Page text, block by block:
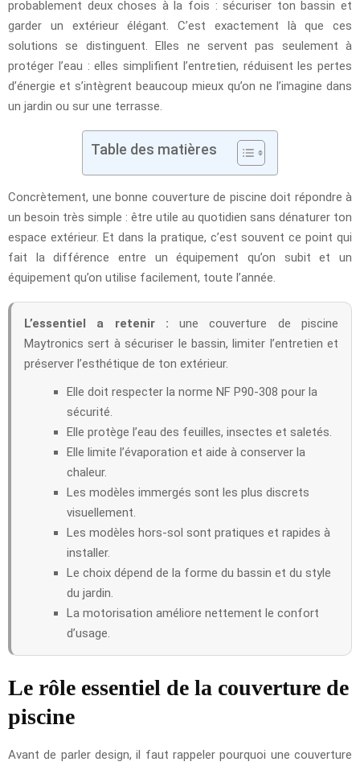
probablement deux choses à la fois : sécuriser ton bassin et
garder un extérieur élégant. C’est exactement là que ces
solutions se distinguent. Elles ne servent pas seulement à
protéger l’eau : elles simplifient l’entretien, réduisent les pertes
d’énergie et s’intègrent beaucoup mieux qu’on ne l’imagine dans
un jardin ou sur une terrasse.
Table des matières
Concrètement, une bonne couverture de piscine doit répondre à
un besoin très simple : être utile au quotidien sans dénaturer ton
espace extérieur. Et dans la pratique, c’est souvent ce point qui
fait la différence entre un équipement qu’on subit et un
équipement qu’on utilise facilement, toute l’année.
L’essentiel a retenir : une couverture de piscine
Maytronics sert à sécuriser le bassin, limiter l’entretien et
préserver l’esthétique de ton extérieur.
Elle doit respecter la norme NF P90-308 pour la
sécurité.
Elle protège l’eau des feuilles, insectes et saletés.
Elle limite l’évaporation et aide à conserver la
chaleur.
Les modèles immergés sont les plus discrets
visuellement.
Les modèles hors-sol sont pratiques et rapides à
installer.
Le choix dépend de la forme du bassin et du style
du jardin.
La motorisation améliore nettement le confort
d’usage.
Le rôle essentiel de la couverture de
piscine
Avant de parler design, il faut rappeler pourquoi une couverture